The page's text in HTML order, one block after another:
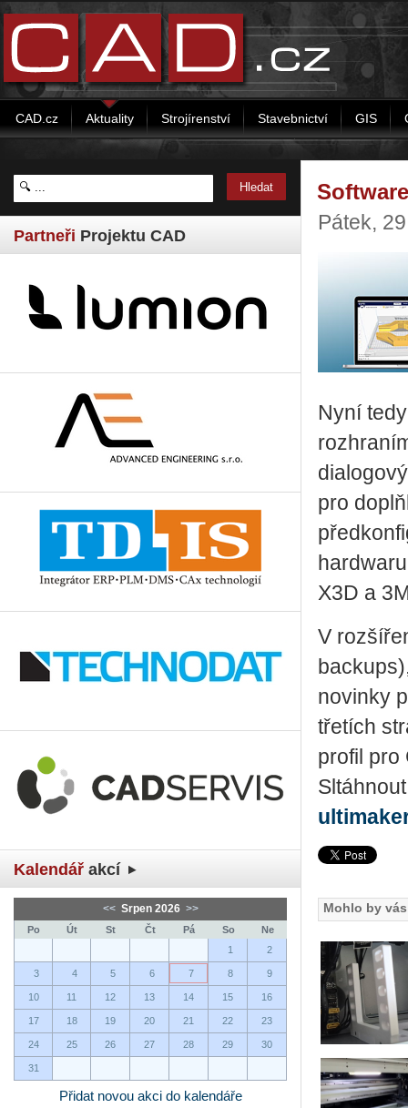
CAD.cz Aktuality Strojírenství Stavebnictví GIS
Partneři Projektu CAD
Kalendář akcí
<< Srpen 2026 >>
Po Út St Čt Pá So
Ne
1
2
3 4 5 6 7 8 9
10 11 12 13 14 15 16
17 18 19 20 21 22 23
24 25 26 27 28 29 30
31
Přidat novou akci do kalendáře
Pátek,
Nyní
pro
X3D a
V
novinky
třetích
profil pro
Mohlo by